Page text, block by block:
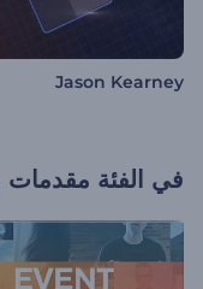
Jason Kearney
في الفئة مقدمات